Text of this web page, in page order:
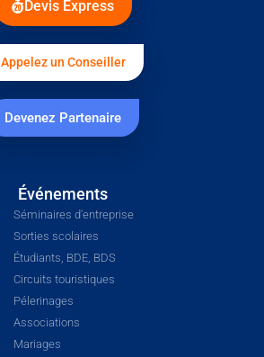
Devis Express
Appelez un Conseiller
Devenez Partenaire
Événements
Séminaires d'entreprise
Sorties scolaires
Étudiants, BDE, BDS
Circuits touristiques
Pélerinages
Associations
Mariages